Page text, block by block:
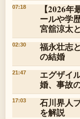
07:18
【2026
ールや学
宮舘涼太
02:30
福永壮志
の結婚
21:47
エグザイ
婚、事故
17:03
石川界人
を解説